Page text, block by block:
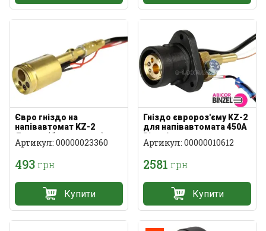
Євро гніздо на
напівавтомат KZ-2
Латунь (без корпусу)
Артикул: 00000023360
493грн
Купити
Гніздо євророз'єму KZ-2
для напівавтомата 450А
Binzel
Артикул: 00000010612
2581 грн
Купити